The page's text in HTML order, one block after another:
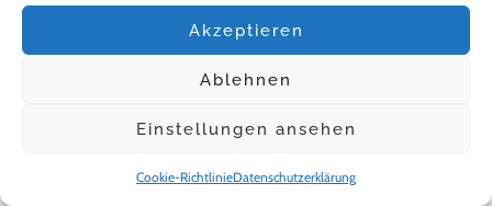
Akzeptieren
Ablehnen
Einstellungen ansehen
Cookie-RichtlinieDatenschutzerklärung